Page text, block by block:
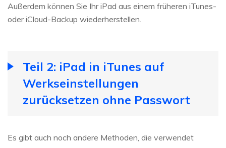
Außerdem können Sie Ihr iPad aus einem früheren iTunes-
oder iCloud-Backup wiederherstellen.
Teil 2: iPad in iTunes auf
Werkseinstellungen
zurücksetzen ohne Passwort
Es gibt auch noch andere Methoden, die verwendet